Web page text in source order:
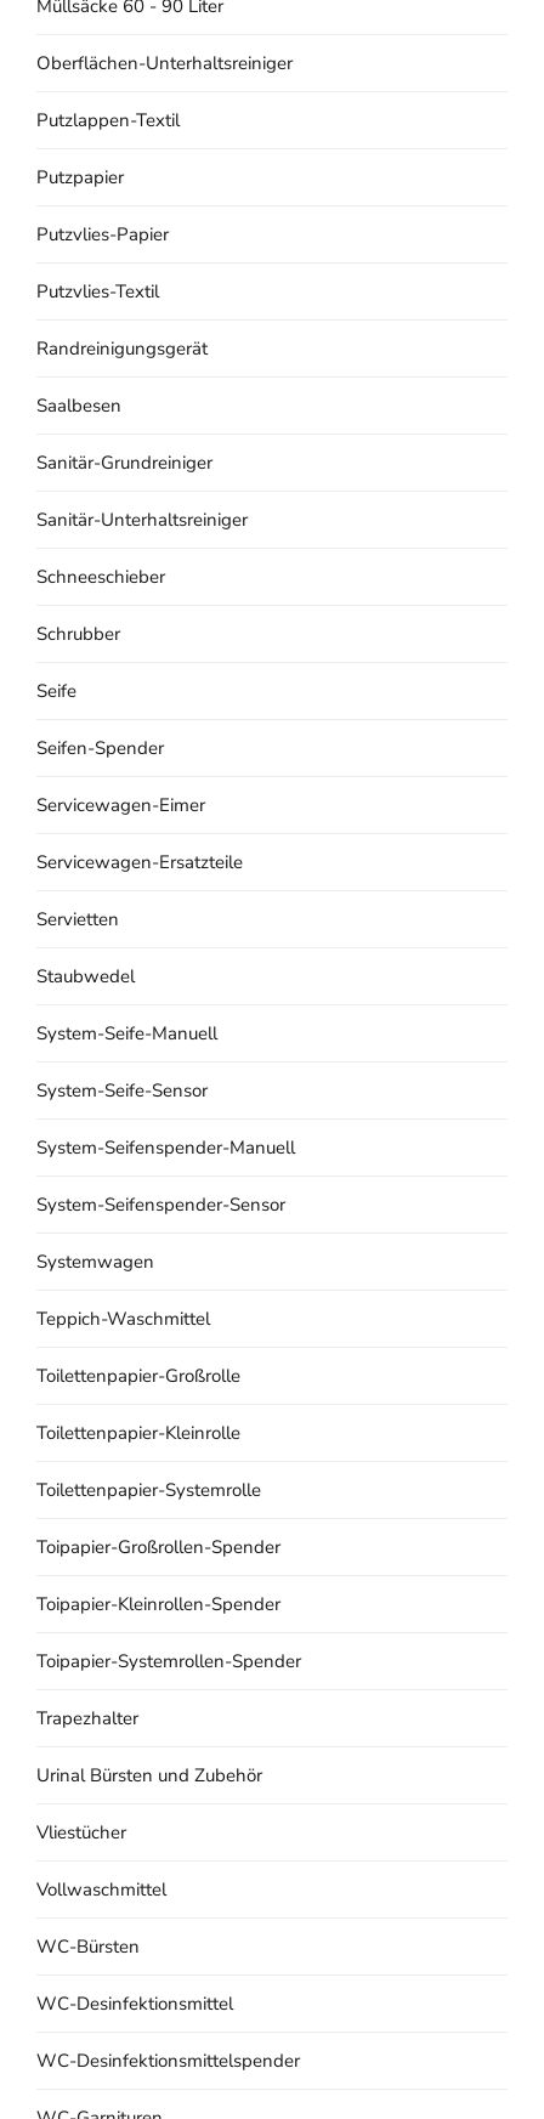
Müllsäcke 60 - 90 Liter
Oberflächen-Unterhaltsreiniger
Putzlappen-Textil
Putzpapier
Putzvlies-Papier
Putzvlies-Textil
Randreinigungsgerät
Saalbesen
Sanitär-Grundreiniger
Sanitär-Unterhaltsreiniger
Schneeschieber
Schrubber
Seife
Seifen-Spender
Servicewagen-Eimer
Servicewagen-Ersatzteile
Servietten
Staubwedel
System-Seife-Manuell
System-Seife-Sensor
System-Seifenspender-Manuell
System-Seifenspender-Sensor
Systemwagen
Teppich-Waschmittel
Toilettenpapier-Großrolle
Toilettenpapier-Kleinrolle
Toilettenpapier-Systemrolle
Toipapier-Großrollen-Spender
Toipapier-Kleinrollen-Spender
Toipapier-Systemrollen-Spender
Trapezhalter
Urinal Bürsten und Zubehör
Vliestücher
Vollwaschmittel
WC-Bürsten
WC-Desinfektionsmittel
WC-Desinfektionsmittelspender